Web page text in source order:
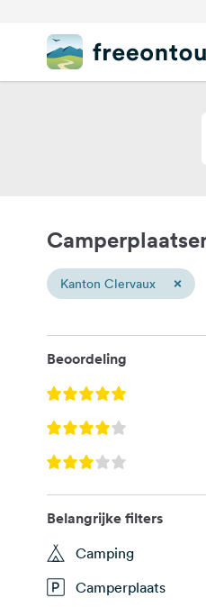
Kanton Clervaux ×
Beoordeling
Belangrijke filters
Camping
Camperplaats